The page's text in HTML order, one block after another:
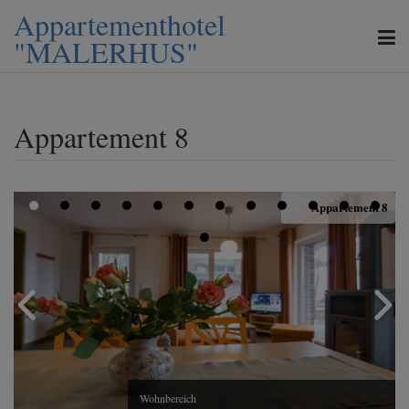
Appartementhotel
"MALERHUS"
Appartement 8
Appartement 8
Wohnbereich